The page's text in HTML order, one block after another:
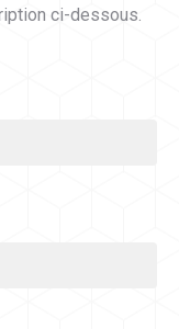
ci-dessous.